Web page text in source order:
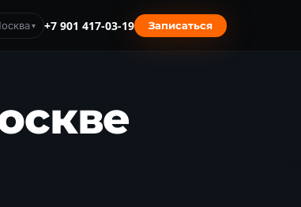
+7 901 417-03-19 Записаться